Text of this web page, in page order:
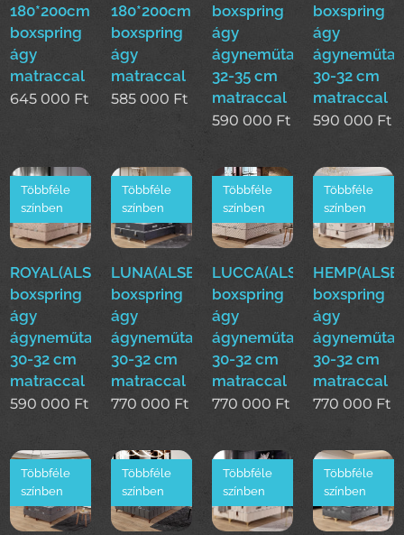
180*200cm
boxspring
ágy
matraccal
645 000 Ft
180*200cm
boxspring
ágy
matraccal
585 000 Ft
boxspring
ágy
ágyneműtartóval
32-35 cm
matraccal
590 000 Ft
boxspring
ágy
30-32 cm
matraccal
590 000 Ft
ROYAL(ALS)160*200cm
boxspring
ágy
ágyneműtartóval
30-32 cm
matraccal
Többféle
színben
590 000 Ft
LUNA(ALSE)160*200cm
boxspring
ágy
ágyneműtartóval
30-32 cm
matraccal
Többféle
színben
770 000 Ft
LUCCA(ALSE)160*200cm
boxspring
ágy
ágyneműtartóval
30-32 cm
matraccal
Többféle
színben
770 000 Ft
boxspring
ágy
30-32 cm
matraccal
Többféle
színben
770 000 Ft
Többféle
színben
Többféle
színben
Többféle
színben
Többféle
színben